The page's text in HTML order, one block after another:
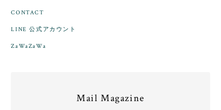
CONTACT
LINE 公式アカウント
ZaWaZaWa
Mail Magazine